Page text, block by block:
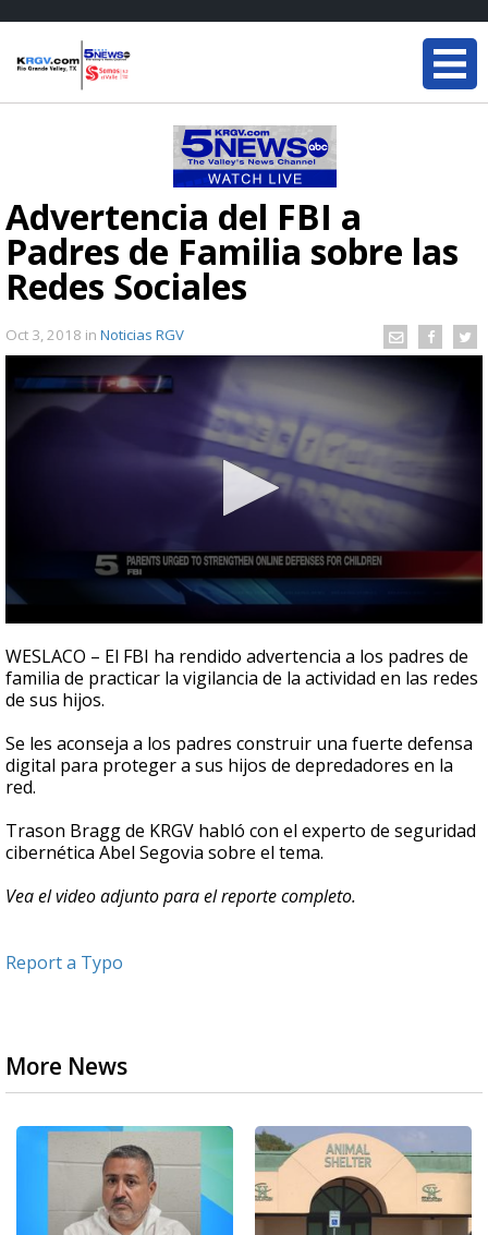
Advertencia del FBI a
Padres de Familia sobre las
Redes Sociales
Oct 3, 2018 in Noticias RGV
seconds
of
2
minutes,
seconds
WESLACO – El FBI ha rendido advertencia a los padres de
familia de practicar la vigilancia de la actividad en las redes
de sus hijos.
Se les aconseja a los padres construir una fuerte defensa
digital para proteger a sus hijos de depredadores en la
red.
Trason Bragg de KRGV habló con el experto de seguridad
cibernética Abel Segovia sobre el tema.
Vea el video adjunto para el reporte completo.
Report a Typo
More News